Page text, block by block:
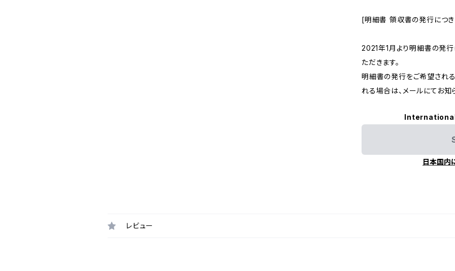
[明細書 領収書の発行につき
2021年1月より明細書の発
ただきます。
明細書の発行をご希望され
れる場合は、メールにてお知
日本国内
レビュー